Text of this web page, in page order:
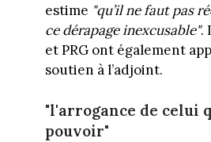
estime "qu’il ne faut pas
ce dérapage inexcusable".
et PRG ont également
soutien à l’adjoint.
"l'arrogance de celui
pouvoir"